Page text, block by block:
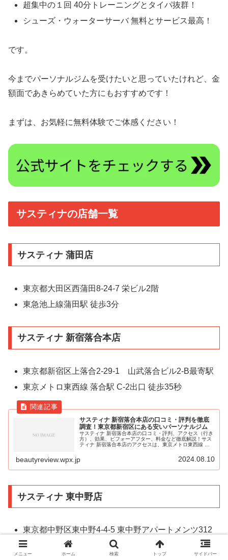
超集中の１回40分 トレーニングとタイパ抜群！
シューズ・ウォーターサーバ無料とサービス最高！
です。
今までパーソナルジムを受けたいと思っていたけれど、金
額面であきらめていた方にもおすすめです！
まずは、お気軽に無料体験でご体感ください！
サスティナの店舗一覧
サスティナ 蒲田店
東京都大田区西蒲田8-24-7 栄ビル2階
東急池上線蒲田駅 徒歩3分
サスティナ 新宿落合本店
東京都新宿区上落合2-29-1 山武落合ビル2-B最寄駅
東京メトロ東西線 落合駅 C-2出口 徒歩35秒
サスティナ 新宿落合本店の口コミ・評判を徹底
調査！東京都新宿区にある安いパーソナルジム
サスティナ 新宿落合本店の口コミ・評判、アクセス（行き
方）、効果、ビフォーアフター、料金など徹底解説！サス
ティナ 新宿落合本店のアクセスは、東京メトロ東西線 落
beautyreview.wpx.jp 2024.08.10
サスティナ 東中野店
東京都中野区東中野4-4-5 東中野アパートメンツ312
JR総武線 東中野駅 西口 徒歩5秒 都営大江戸線 東中
メニュー ホーム 検索 トップ サイドバー